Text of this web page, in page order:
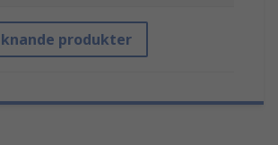
produkter